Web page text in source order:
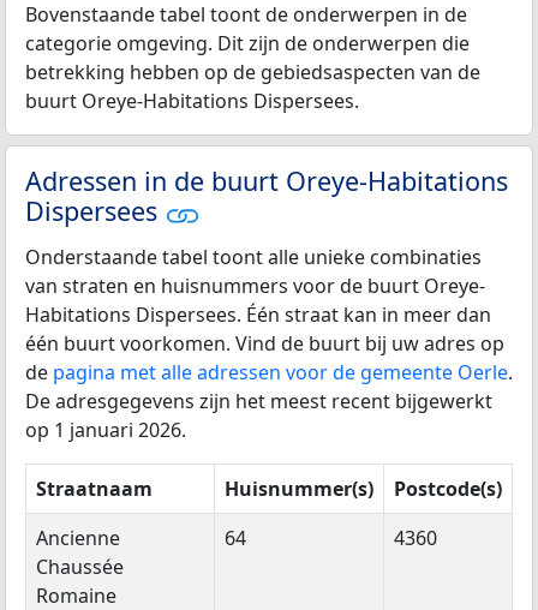
Bovenstaande tabel toont de onderwerpen in de
categorie omgeving. Dit zijn de onderwerpen die
betrekking hebben op de gebiedsaspecten van de
buurt Oreye-Habitations Dispersees.
Adressen in de buurt Oreye-Habitations
Dispersees
Onderstaande tabel toont alle unieke combinaties
van straten en huisnummers voor de buurt Oreye-
Habitations Dispersees. Één straat kan in meer dan
één buurt voorkomen. Vind de buurt bij uw adres op
de pagina met alle adressen voor de gemeente Oerle.
De adresgegevens zijn het meest recent bijgewerkt
op 1 januari 2026.
Straatnaam Huisnummer(s)
Postcode(s)
Ancienne
Chaussée
Romaine
64 4360